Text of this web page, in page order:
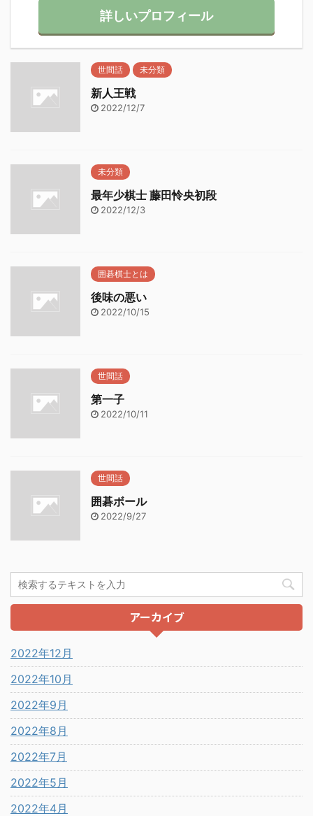
詳しいプロフィール
世間話 未分類
新人王戦
2022/12/7
未分類
最年少棋士 藤田怜央初段
2022/12/3
囲碁棋士とは
後味の悪い
2022/10/15
世間話
第一子
2022/10/11
世間話
囲碁ボール
2022/9/27
アーカイブ
2022年12月
2022年10月
2022年9月
2022年8月
2022年7月
2022年5月
2022年4月